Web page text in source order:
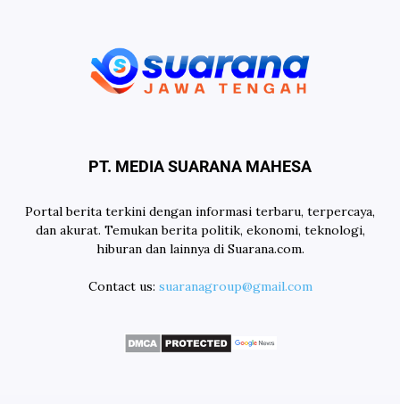
PT. MEDIA SUARANA MAHESA
Portal berita terkini dengan informasi terbaru, terpercaya,
dan akurat. Temukan berita politik, ekonomi, teknologi,
hiburan dan lainnya di Suarana.com.
Contact us: suaranagroup@gmail.com